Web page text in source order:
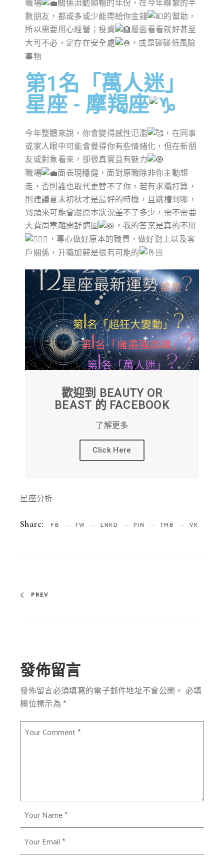
職場
關係流動順暢的年份，在今年聯繫的半
數朋友，都或多或少能帶給你金錢
的幫助，
所以需要用心經營；投資
層面看看就好甚至
大可不必，定存在安全處
，或是碰碰低風險
事物
第1名「萬人迷」
星座 - 摩羯座
今年整體來說，你會變得感性氾濫
，在同事
或家人眼中可能會覺得你有些情緒化，但在新朋
友或對象看來，卻很真實且有魅力
職場
面表現穩健，面對原職除非你主動想
走，否則誰也取代更替不了你，若有求職打算，
則建議夏末初秋才是最好的時機，且跳槽到哪，
到頭來可能會跟原本狀況差不了多少，需不需要
大費周章離開舒適圈
，我的答案是真的不用
，專心做好原本的職責，做好對上以及客
戶關係，升職加薪是很有可能的
歡迎到 BEAUTY OR
BEAST 的 FACEBOOK
了解更多
Click Here
星座分析
Share: FB TW LNKD PIN TMB VK
PREV
發佈留言
發佈留言必須填寫的電子郵件地址不會公開。 必填
欄位標示為 *